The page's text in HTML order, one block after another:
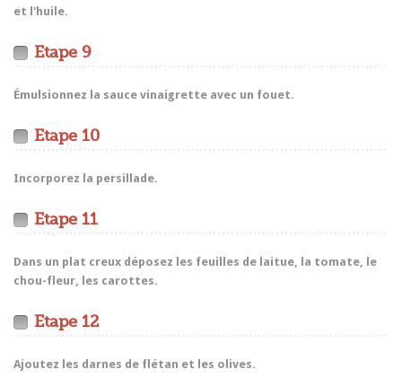
et l'huile.
Etape 9
Émulsionnez la sauce vinaigrette avec un fouet.
Etape 10
Incorporez la persillade.
Etape 11
Dans un plat creux déposez les feuilles de laitue, la tomate, le
chou-fleur, les carottes.
Etape 12
Ajoutez les darnes de flétan et les olives.